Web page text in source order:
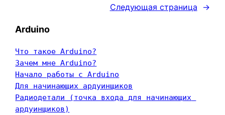
Следующая страница →
Arduino
Что такое Arduino?
Зачем мне Arduino?
Начало работы с Arduino
Для начинающих ардуинщиков
Радиодетали (точка входа для начинающих
ардуинщиков)